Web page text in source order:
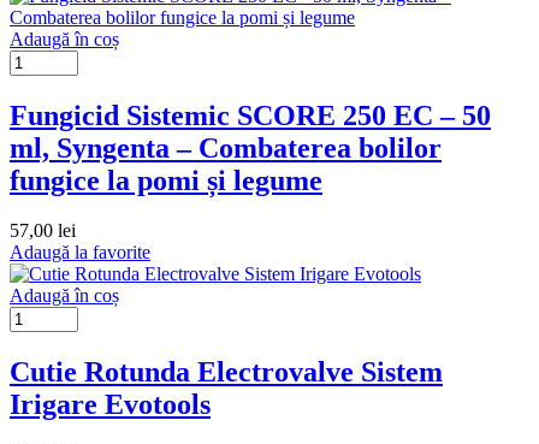
Adaugă în coș
Fungicid Sistemic SCORE 250 EC – 50
ml, Syngenta – Combaterea bolilor
fungice la pomi și legume
57,00 lei
Adaugă la favorite
Adaugă în coș
Cutie Rotunda Electrovalve Sistem
Irigare Evotools